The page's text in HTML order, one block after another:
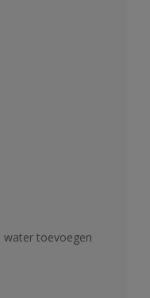
water toevoegen